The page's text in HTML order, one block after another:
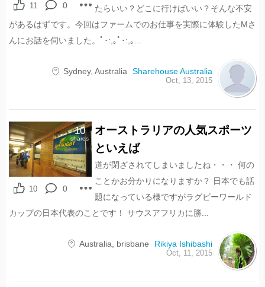
0
11
たらいい？どこに行けばいい？そんな不安
があるはずです。今回はファームでのお仕事を実際に体験したMさ
んにお話を伺いました。ﾟ･:,｡ﾟ･:,｡...
Sydney, Australia Sharehouse Australia
Oct, 13, 2015
10
shares
0
10
オーストラリアの人気スポーツ
といえば
道が閉ざされてしまいましたね・・・ 何の
ことかお分かりになりますか？ 日本でも話
題になっている様ですがラグビーワールド
カップの日本代表のことです！ サウスアフリカに勝...
Australia brisbane Rikiya Ishibashi
Oct, 11, 2015